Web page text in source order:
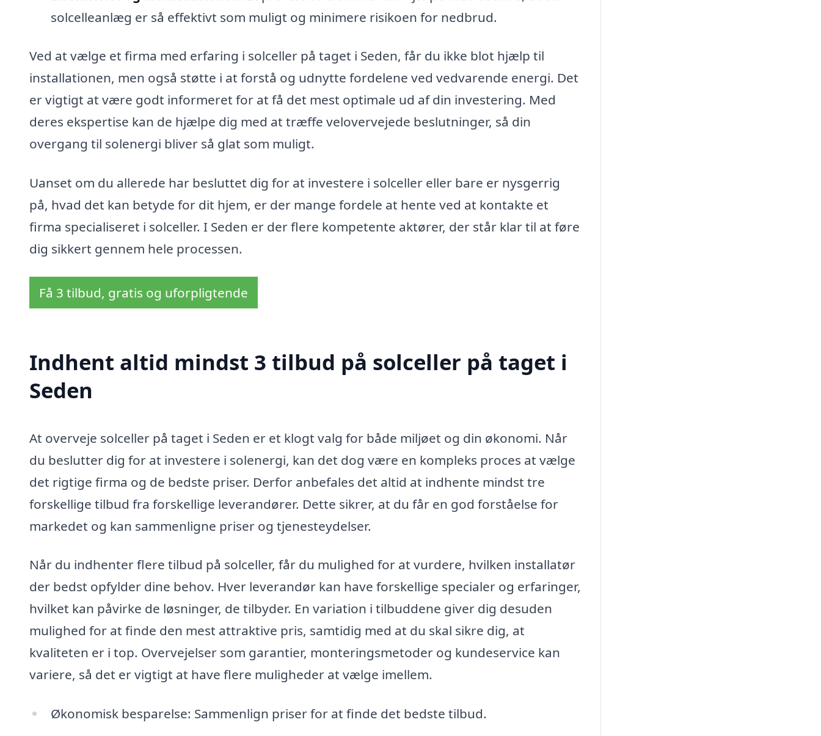
solcelleanlæg er så effektivt som muligt og minimere risikoen for nedbrud.
Ved at vælge et firma med erfaring i solceller på taget i Seden, får du ikke blot hjælp til
installationen, men også støtte i at forstå og udnytte fordelene ved vedvarende energi. Det
er vigtigt at være godt informeret for at få det mest optimale ud af din investering. Med
deres ekspertise kan de hjælpe dig med at træffe velovervejede beslutninger, så din
overgang til solenergi bliver så glat som muligt.
Uanset om du allerede har besluttet dig for at investere i solceller eller bare er nysgerrig
på, hvad det kan betyde for dit hjem, er der mange fordele at hente ved at kontakte et
firma specialiseret i solceller. I Seden er der flere kompetente aktører, der står klar til at føre
dig sikkert gennem hele processen.
Få 3 tilbud, gratis og uforpligtende
Indhent altid mindst 3 tilbud på solceller på taget i
Seden
At overveje solceller på taget i Seden er et klogt valg for både miljøet og din økonomi. Når
du beslutter dig for at investere i solenergi, kan det dog være en kompleks proces at vælge
det rigtige firma og de bedste priser. Derfor anbefales det altid at indhente mindst tre
forskellige tilbud fra forskellige leverandører. Dette sikrer, at du får en god forståelse for
markedet og kan sammenligne priser og tjenesteydelser.
Når du indhenter flere tilbud på solceller, får du mulighed for at vurdere, hvilken installatør
der bedst opfylder dine behov. Hver leverandør kan have forskellige specialer og erfaringer,
hvilket kan påvirke de løsninger, de tilbyder. En variation i tilbuddene giver dig desuden
mulighed for at finde den mest attraktive pris, samtidig med at du skal sikre dig, at
kvaliteten er i top. Overvejelser som garantier, monteringsmetoder og kundeservice kan
variere, så det er vigtigt at have flere muligheder at vælge imellem.
Økonomisk besparelse: Sammenlign priser for at finde det bedste tilbud.